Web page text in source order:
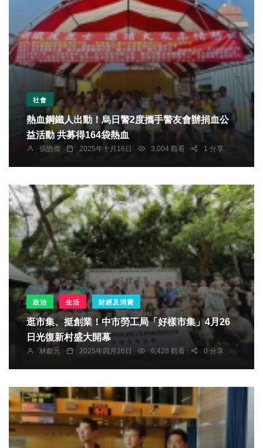
社會
熱血鋼鐵人出動！烏日警2度攜手警友會辦捐血公
益活動 共募得164袋熱血
張皓傑 2025年十月16日 3,004 觀看 1 分享
政治 生活 財經及消費
逛市集、挺創業！中市勞工局「好樣市集」4月26
日光復新村盛大開幕
林獻元 2025年四月26日 6,428 觀看 0 分享